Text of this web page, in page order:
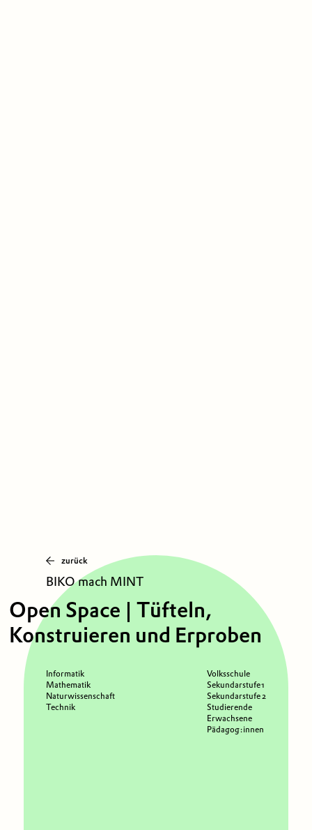
zurück
BIKO mach MINT
Open Space | Tüfteln,
Konstruieren und Erproben
Informatik
Mathematik
Naturwissenschaft
Technik
Volksschule
Sekundarstufe 1
Sekundarstufe 2
Studierende
Erwachsene
Pädagog:innen